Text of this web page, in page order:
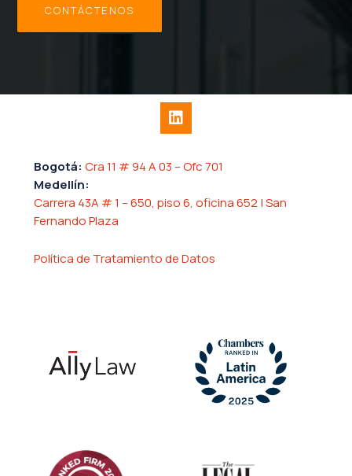
CONTÁCTENOS
Bogotá: Cra 11 # 94 A 03 – Ofc 701
Medellín:
Carrera 43A # 1 – 650, piso 6, oficina 652 | San
Fernando Plaza
Política de Tratamiento de Datos